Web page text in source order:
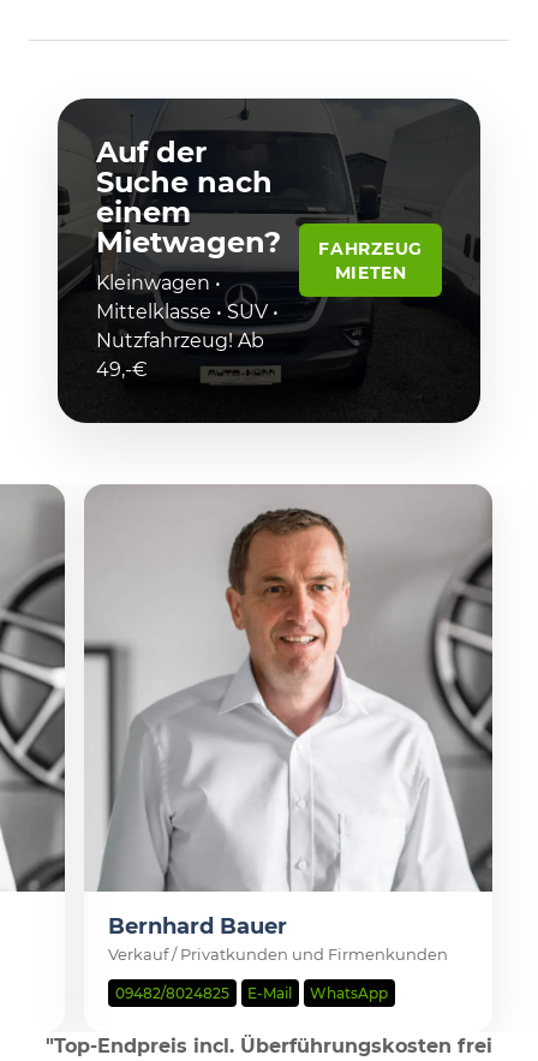
Auf der
Suche nach
einem
Mietwagen?
Kleinwagen •
Mittelklasse • SUV •
Nutzfahrzeug! Ab
49,-€
FAHRZEUG
MIETEN
Bernhard Bauer
Verkauf / Privatkunden und Firmenkunden
09482/8024825 E-Mail WhatsApp
"Top-Endpreis incl. Überführungskosten frei